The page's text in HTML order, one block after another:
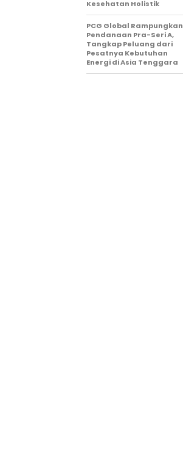
Kesehatan Holistik
PCG Global Rampungkan
Pendanaan Pra-Seri A,
Tangkap Peluang dari
Pesatnya Kebutuhan
Energi di Asia Tenggara